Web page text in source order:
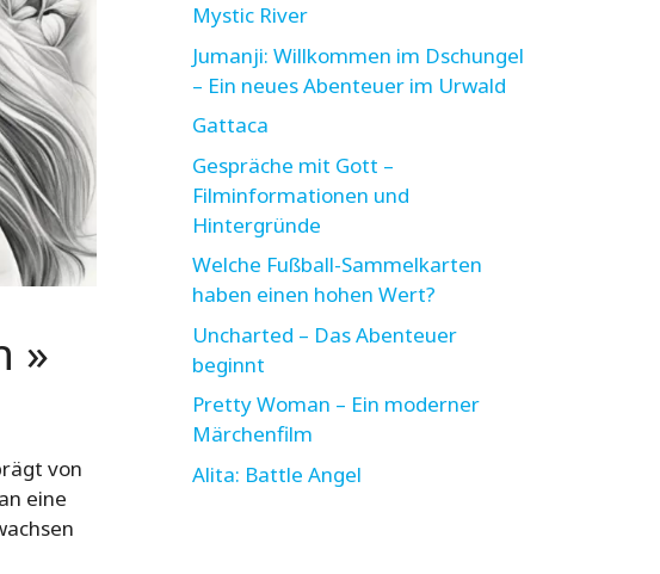
»
von
eine
Mystic River
Jumanji: Willkommen im Dschungel
– Ein neues Abenteuer im Urwald
Gattaca
Gespräche mit Gott –
Filminformationen und
Hintergründe
Welche Fußball-Sammelkarten
haben einen hohen Wert?
Uncharted – Das Abenteuer
beginnt
Pretty Woman – Ein moderner
Märchenfilm
Alita: Battle Angel